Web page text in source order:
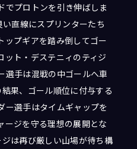
でプロトンを引き伸ばしま
直線にスプリンターたち
ップギアを踏み倒してゴー
ット・デステニィのティジ
選手は混戦の中ゴールへ車
果、ゴール順位に付与する
ー選手はタイムギャップを
ージを守る理想の展開とな
は再び厳しい山場が待ち構